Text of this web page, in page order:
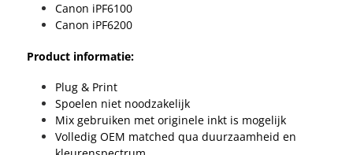
Canon iPF6100
Canon iPF6200
Product informatie:
Plug & Print
Spoelen niet noodzakelijk
Mix gebruiken met originele inkt is mogelijk
Volledig OEM matched qua duurzaamheid en